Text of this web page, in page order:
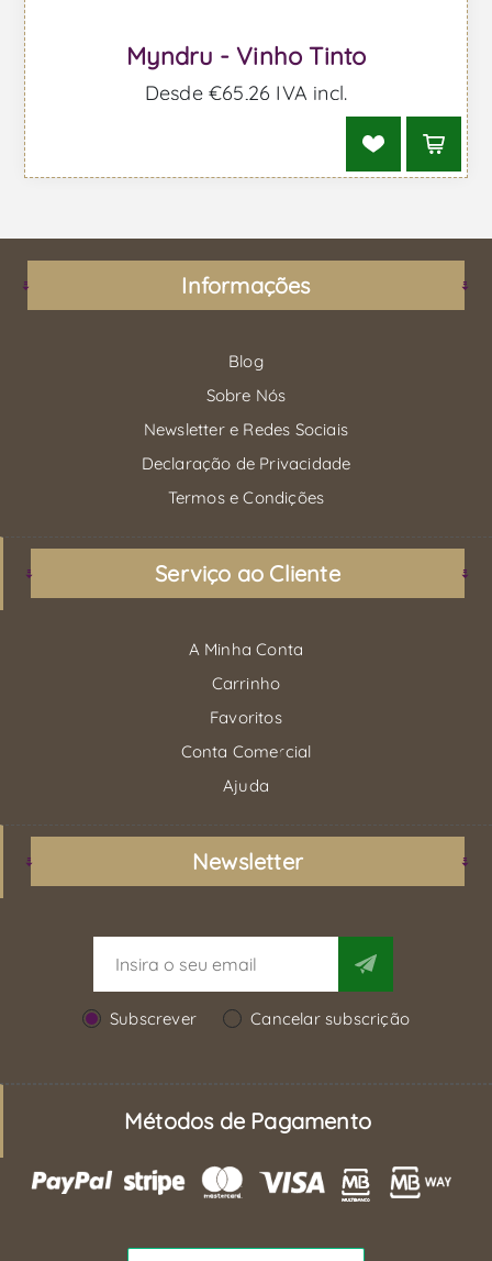
Myndru - Vinho Tinto
Desde €65,26 IVA incl.
Informações
Blog
Sobre Nós
Newsletter e Redes Sociais
Declaração de Privacidade
Termos e Condições
Serviço ao Cliente
A Minha Conta
Carrinho
Favoritos
Conta Comercial
Ajuda
Newsletter
Subscrever Cancelar subscrição
Métodos de Pagamento